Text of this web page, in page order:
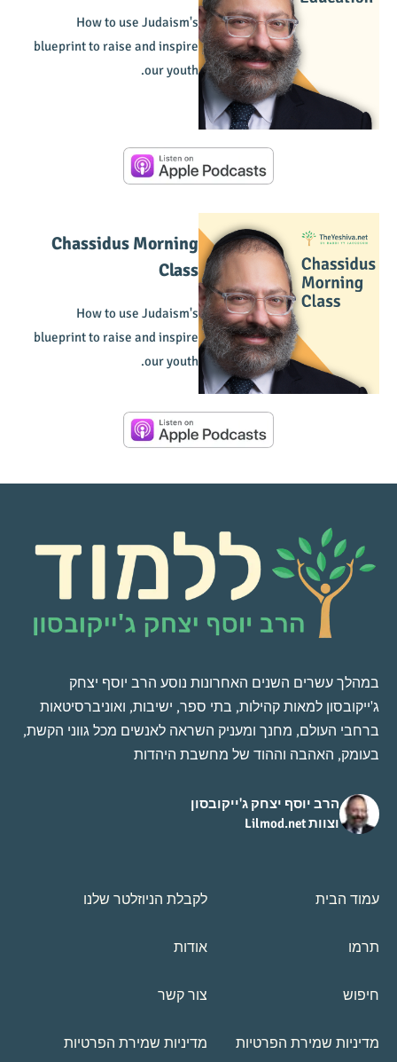
How to use Judaism's
blueprint to raise and inspire
our youth.
Chassidus Morning
Class
How to use Judaism's
blueprint to raise and inspire
our youth.
במהלך עשרים השנים האחרונות נוסע הרב יוסף יצחק
ג'ייקובסון למאות קהילות, בתי ספר, ישיבות, ואוניברסיטאות
ברחבי העולם, מחנך ומעניק השראה לאנשים מכל גווני הקשת,
בעומק, האהבה וההוד של מחשבת היהדות
הרב יוסף יצחק ג'ייקובסון
וצוות Lilmod.net
עמוד הבית לקבלת הניוזלטר שלנו
תרמו אודות
חיפוש צור קשר
מדיניות שמירת הפרטיות מדיניות שמירת הפרטיות